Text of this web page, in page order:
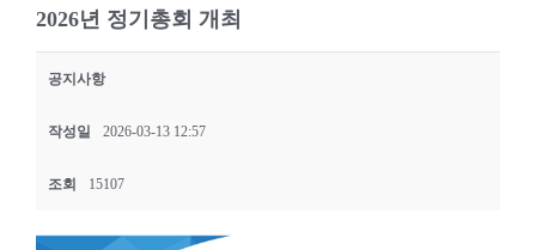
2026년 정기총회 개최
공지사항
작성일 2026-03-13 12:57
조회 15107